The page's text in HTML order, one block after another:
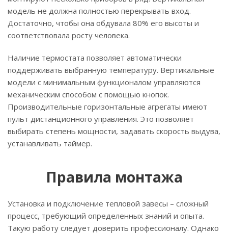
модель не должна полностью перекрывать вход.
Достаточно, чтобы она обдувала 80% его высоты и
соответствовала росту человека.
Наличие термостата позволяет автоматически
поддерживать выбранную температуру. Вертикальные
модели с минимальным функционалом управляются
механическим способом с помощью кнопок.
Производительные горизонтальные агрегаты имеют
пульт дистанционного управления. Это позволяет
выбирать степень мощности, задавать скорость выдува,
устанавливать таймер.
Правила монтажа
Установка и подключение тепловой завесы – сложный
процесс, требующий определенных знаний и опыта.
Такую работу следует доверить профессионалу. Однако